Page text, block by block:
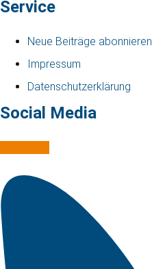
Service
Neue Beiträge abonnieren
Impressum
Datenschutzerklärung
Social Media